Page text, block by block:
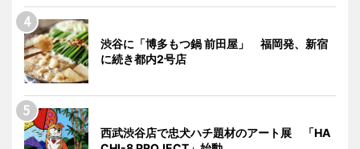
渋谷に「博多もつ鍋 前田屋」 福岡発、新宿
に続き都内2号店
西武渋谷店で忠犬ハチ題材のアート展 「HA